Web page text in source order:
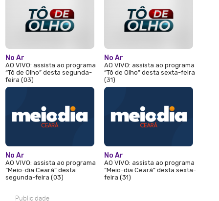
No Ar
AO VIVO: assista ao programa
“Tô de Olho” desta segunda-
feira (03)
No Ar
AO VIVO: assista ao programa
“Meio-dia Ceará” desta
segunda-feira (03)
No Ar
AO VIVO: assista ao programa
“Tô de Olho” desta sexta-feira
(31)
No Ar
AO VIVO: assista ao programa
“Meio-dia Ceará” desta sexta-
feira (31)
Publicidade